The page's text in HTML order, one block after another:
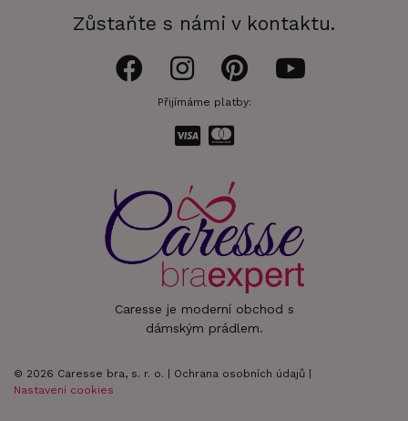
Caresse je moderní obchod s
dámským prádlem.
© 2026 Caresse bra, s. r. o. | Ochrana osobních údajů
Nastavení cookies
Zůstaňte s námi v kontaktu.
Přijímáme platby: